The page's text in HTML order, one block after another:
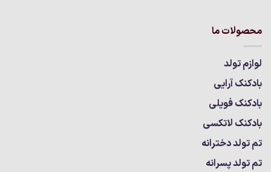
محصولات ما
لوازم تولد
بادکنک آرایی
بادکنک فویلی
بادکنک لاتکسی
تم تولد دخترانه
تم تولد پسرانه